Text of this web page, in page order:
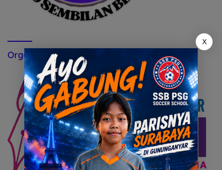
Organisasi Perusahaan Pers
X